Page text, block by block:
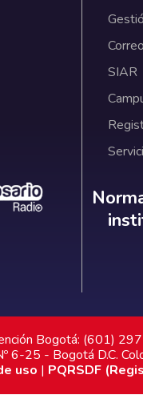
SIAR
Bogotá: (601)
6-25 - Bogotá D.C.
uso | PQRSDF